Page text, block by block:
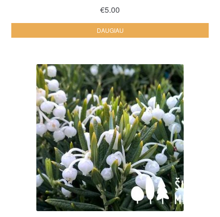
€5.00
DAUGIAU